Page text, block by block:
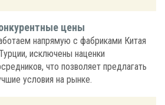
цены
напрямую с фабриками Китая
исключены наценки
что позволяет предлагать
условия на рынке.